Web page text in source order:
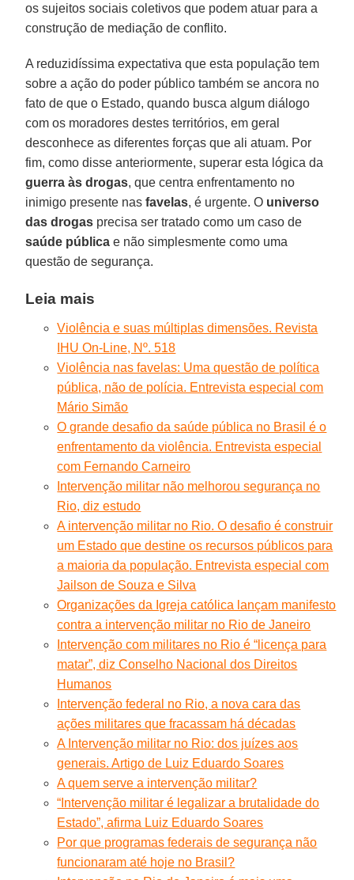
os sujeitos sociais coletivos que podem atuar para a
construção de mediação de conflito.
A reduzidíssima expectativa que esta população tem
sobre a ação do poder público também se ancora no
fato de que o Estado, quando busca algum diálogo
com os moradores destes territórios, em geral
desconhece as diferentes forças que ali atuam. Por
fim, como disse anteriormente, superar esta lógica da
guerra às drogas, que centra enfrentamento no
inimigo presente nasfavelas, é urgente. O universo
das drogas precisa ser tratado como um caso de
saúde pública e não simplesmente como uma
questão de segurança.
Leia mais
Violência e suas múltiplas dimensões. Revista
IHU On-Line, Nº. 518
Violência nas favelas: Uma questão de política
pública, não de polícia. Entrevista especial com
Mário Simão
O grande desafio da saúde pública no Brasil é o
enfrentamento da violência. Entrevista especial
com Fernando Carneiro
Intervenção militar não melhorou segurança no
Rio, diz estudo
A intervenção militar no Rio. O desafio é construir
um Estado que destine os recursos públicos para
a maioria da população. Entrevista especial com
Jailson de Souza e Silva
Organizações da Igreja católica lançam manifesto
contra a intervenção militar no Rio de Janeiro
Intervenção com militares no Rio é “licença para
matar”, diz Conselho Nacional dos Direitos
Humanos
Intervenção federal no Rio, a nova cara das
ações militares que fracassam há décadas
A Intervenção militar no Rio: dos juízes aos
generais. Artigo de Luiz Eduardo Soares
A quem serve a intervenção militar?
“Intervenção militar é legalizar a brutalidade do
Estado”, afirma Luiz Eduardo Soares
Por que programas federais de segurança não
funcionaram até hoje no Brasil?